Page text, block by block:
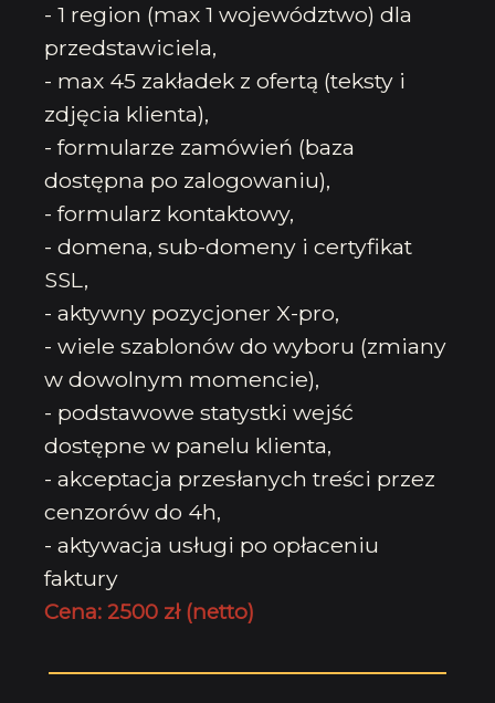
- 1 region (max 1 województwo) dla
przedstawiciela,
- max 45 zakładek z ofertą (teksty i
zdjęcia klienta),
- formularze zamówień (baza
dostępna po zalogowaniu),
- formularz kontaktowy,
- domena, sub-domeny i certyfikat
SSL,
- aktywny pozycjoner X-pro,
- wiele szablonów do wyboru (zmiany
w dowolnym momencie),
- podstawowe statystki wejść
dostępne w panelu klienta,
- akceptacja przesłanych treści przez
cenzorów do 4h,
- aktywacja usługi po opłaceniu
faktury
Cena: 2500 zł (netto)